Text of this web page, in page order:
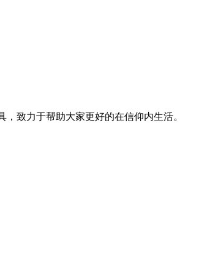
致力于帮助大家更好的在信仰内生活。